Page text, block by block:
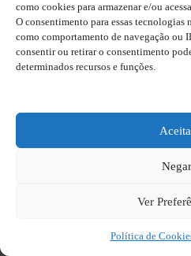
como cookies para armazenar e/ou
O consentimento para essas tecnologias
como comportamento de navegação ou
consentir ou retirar o consentimento
determinados recursos e funções.
Negar
Ver
Política de
sob espessas
do leito marinho.
fundamentais para
brasileira,
de petróleo e gás.O
das maiores
das últimas décadas
energética do Brasil.